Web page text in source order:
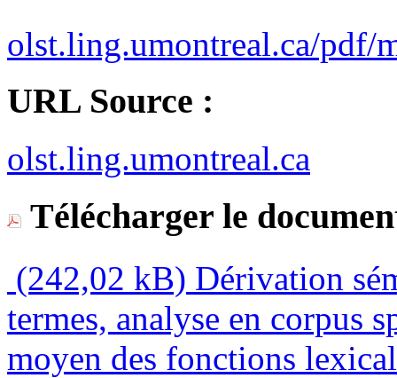
olst.ling.umontreal.ca/pdf/
URL Source :
olst.ling.umontreal.ca
Télécharger le
(242,02 kB) Dérivation
termes, analyse en corpus
moyen des fonctions